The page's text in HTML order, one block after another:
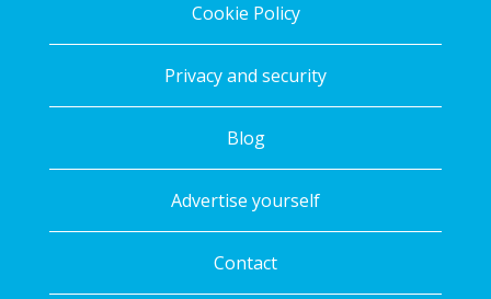
Cookie Policy
Privacy and security
Blog
Advertise yourself
Contact